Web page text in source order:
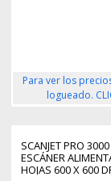
Para ver los
logueado.
SCANJET PRO
ESCÁNER
HOJAS 600 X 600